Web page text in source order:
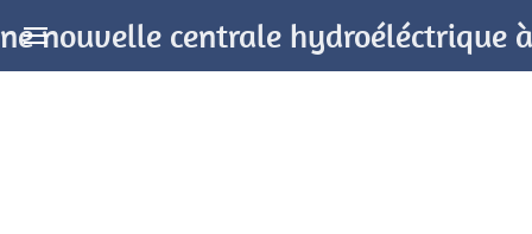
nouvelle centrale hydroéléctrique